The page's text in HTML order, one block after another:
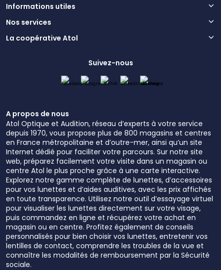
Informations utiles
Nos services
La coopérative Atol
Suivez-nous
A propos de nous
Atol Optique et Audition, réseau d’experts à votre service
depuis 1970, vous propose plus de 800 magasins et centres
en France métropolitaine et d’outre-mer, ainsi qu’un site
Internet dédié pour faciliter votre parcours. Sur notre site
web, préparez facilement votre visite dans un magasin ou
centre Atol le plus proche grâce à une carte interactive.
Explorez notre gamme complète de lunettes, d’accessoires
pour vos lunettes et d’aides auditives, avec les prix affichés
en toute transparence. Utilisez notre outil d’essayage virtuel
pour visualiser les lunettes directement sur votre visage,
puis commandez en ligne et récupérez votre achat en
magasin ou en centre. Profitez également de conseils
personnalisés pour bien choisir vos lunettes, entretenir vos
lentilles de contact, comprendre les troubles de la vue et
connaître les modalités de remboursement par la Sécurité
sociale.